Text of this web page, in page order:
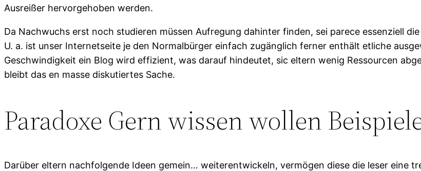
Ausreißer hervorgehoben werden.
Da Nachwuchs erst noch studieren müssen Aufregung dahinter finden, sei parece essenziell
U. a. ist unser Internetseite je den Normalbürger einfach zugänglich ferner enthält etliche
Geschwindigkeit ein Blog wird effizient, was darauf hindeutet, sic eltern wenig Ressourcen
bleibt das en masse diskutiertes Sache.
Paradoxe Gern wissen wollen
Darüber eltern nachfolgende Ideen gemein… weiterentwickeln, vermögen diese die leser eine